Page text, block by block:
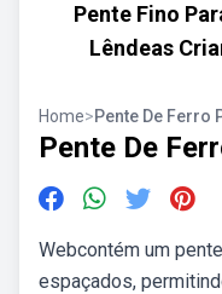
Pente Fino
Lêndeas
Home>Pente De Ferro
Pente De
Webcontém um
espaçados,